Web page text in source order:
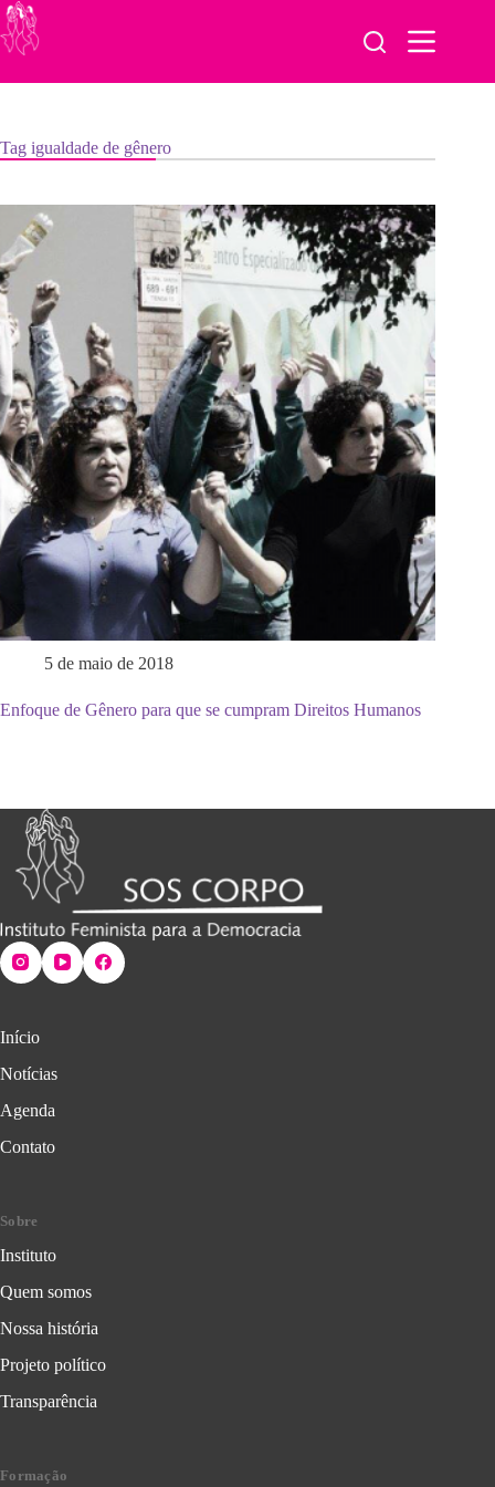
Pular
para
o
Tag igualdade de gênero
5 de maio de 2018
Enfoque de Gênero para que se cumpram Direitos Humanos
Início
Notícias
Agenda
Contato
Sobre
Instituto
Quem somos
Nossa história
Projeto político
Transparência
Formação